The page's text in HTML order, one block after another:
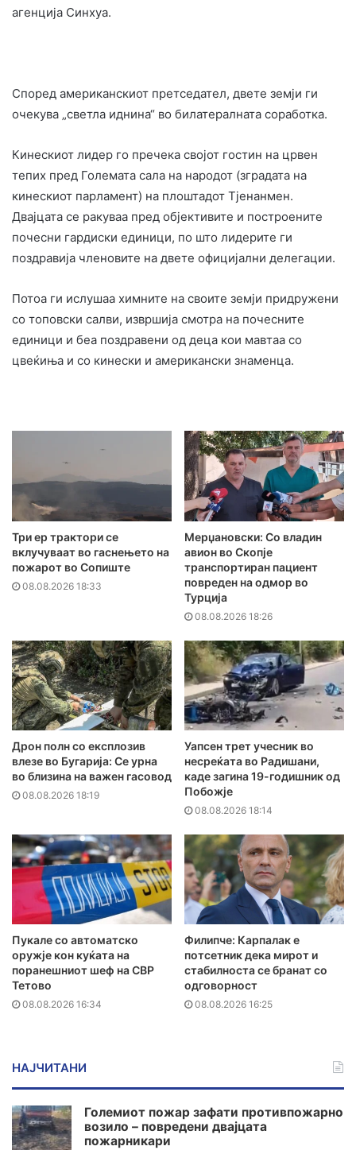
агенција Синхуа.
Според американскиот претседател, двете земји ги
очекува „светла иднина“ во билатералната соработка.
Кинескиот лидер го пречека својот гостин на црвен
тепих пред Големата сала на народот (зградата на
кинескиот парламент) на плоштадот Тјенанмен.
Двајцата се ракуваа пред објективите и построените
почесни гардиски единици, по што лидерите ги
поздравија членовите на двете официјални делегации.
Потоа ги ислушаа химните на своите земји придружени
со топовски салви, извршија смотра на почесните
единици и беа поздравени од деца кои мавтаа со
цвеќиња и со кинески и американски знаменца.
Три ер трактори се
вклучуваат во гаснењето на
пожарот во Сопиште
08.08.2026 18:33
Мерџановски: Со владин
авион во Скопје
транспортиран пациент
повреден на одмор во
Турција
08.08.2026 18:26
Дрон полн со експлозив
влезе во Бугарија: Се урна
во близина на важен гасовод
08.08.2026 18:19
Уапсен трет учесник во
несреќата во Радишани,
каде загина 19-годишник од
Побожје
08.08.2026 18:14
Пукале со автоматско
оружје кон куќата на
поранешниот шеф на СВР
Тетово
08.08.2026 16:34
Филипче: Карпалак е
потсетник дека мирот и
стабилноста се бранат со
одговорност
08.08.2026 16:25
НАЈЧИТАНИ
Големиот пожар зафати противпожарно
возило – повредени двајцата
пожарникари